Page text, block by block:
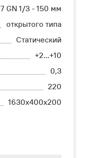
7 GN 1/3 - 150 мм
открытого типа
Статический
+2...+10
0,3
220
1630х400х200